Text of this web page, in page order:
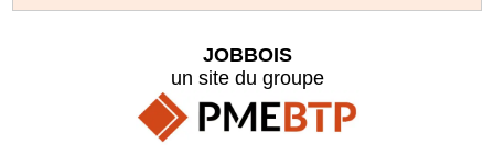
JOBBOIS
un site du groupe